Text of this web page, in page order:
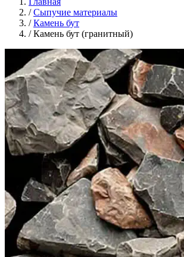
/ Сыпучие материалы
/ Камень бут
/ Камень бут (гранитный)